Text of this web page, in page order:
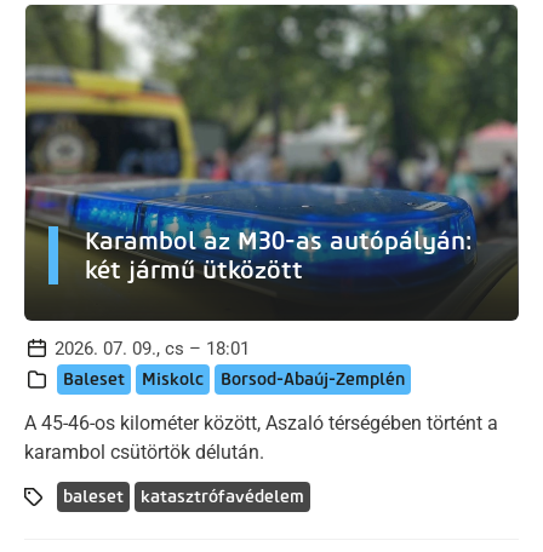
Karambol az M30-as autópályán:
két jármű ütközött
2026. 07. 09., cs – 18:01
Baleset Miskolc Borsod-Abaúj-Zemplén
A 45-46-os kilométer között, Aszaló térségében történt a
karambol csütörtök délután.
baleset katasztrófavédelem